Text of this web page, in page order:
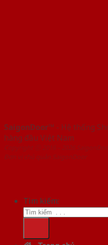
SaigonDoor™ - Hệ thống
hàng đầu Việt Nam
Copyright ⓒ 2016 – 2026
Đơn vị chủ quản SaigonDoor
Tìm kiếm: